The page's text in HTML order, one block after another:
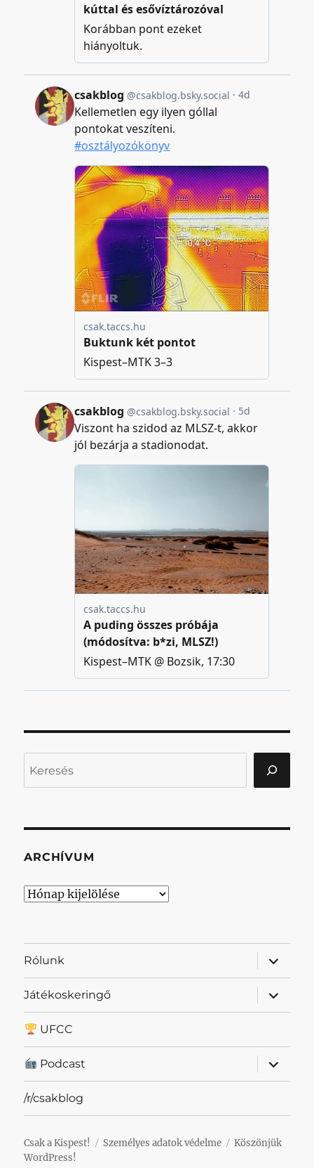
ARCHÍVUM
Archívum
Rólunk
almenü
Játékoskeringő
almenü
UFCC
Podcast
almenü
/r/csakblog
Csak a Kispest! Személyes adatok védelme
Köszönjük
WordPress!